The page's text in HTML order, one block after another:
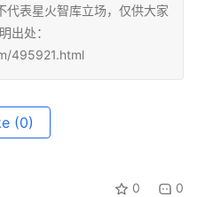
代表星火智库立场，仅供大家
出处：
495921.html
(0)
0 0